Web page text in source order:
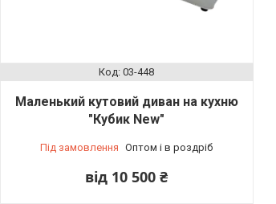
03-448
Маленький кутовий диван на кухню
"Кубик New"
Під замовлення Оптом і в роздріб
від 10 500 ₴